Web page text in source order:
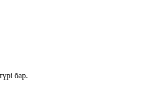
бар.